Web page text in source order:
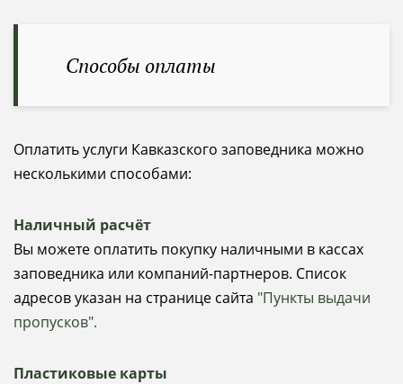
Способы оплаты
Оплатить услуги Кавказского заповедника можно
несколькими способами:
Наличный расчёт
Вы можете оплатить покупку наличными в кассах
заповедника или компаний-партнеров. Список
адресов указан на странице сайта "Пункты выдачи
пропусков".
Пластиковые карты